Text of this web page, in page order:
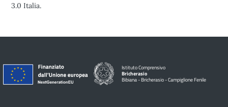
3.0 Italia.
Istituto Comprensivo
Bricherasio
Bibiana - Bricherasio - Campiglione Fenile